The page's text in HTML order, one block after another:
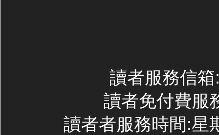
讀者服務信
讀者免付費服
讀者者服務時間:星